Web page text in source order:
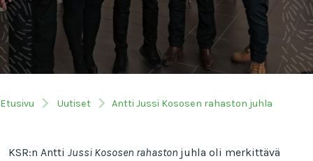
Etusivu Uutiset Antti Jussi Kososen rahaston juhla
KSR:n Antti Jussi Kososen rahaston juhla oli merkittävä